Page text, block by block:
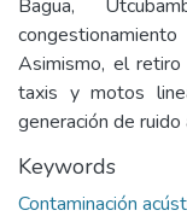
Bagua,
Asimismo, el
taxis y motos
generación de ruido
Keywords
Contaminación